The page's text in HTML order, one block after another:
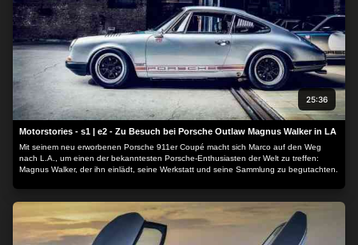
25:36
Motorstories - s1 | e2 - Zu Besuch bei Porsche Outlaw Magnus Walker in LA
Mit seinem neu erworbenen Porsche 911er Coupé macht sich Marco auf den Weg
nach L.A., um einen der bekanntesten Porsche-Enthusiasten der Welt zu treffen:
Magnus Walker, der ihn einlädt, seine Werkstatt und seine Sammlung zu begutachten.